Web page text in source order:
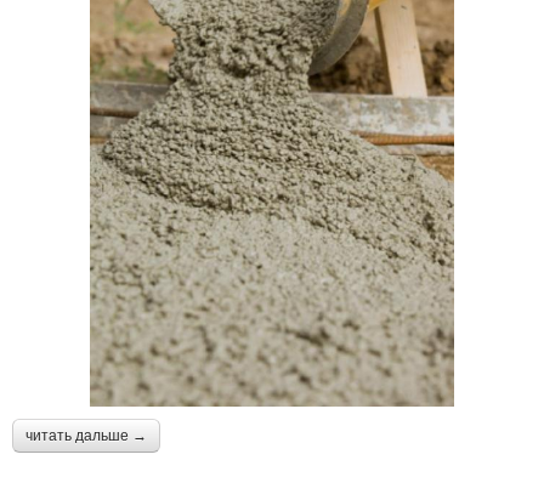
читать дальше →